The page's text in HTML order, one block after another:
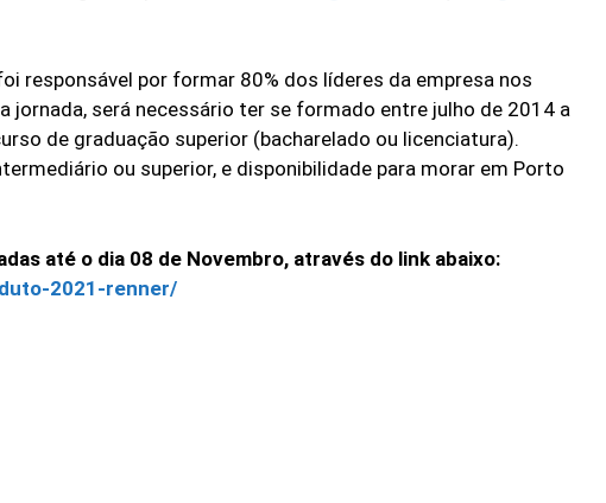
responsável por formar 80% dos líderes da empresa nos
jornada, será necessário ter se formado entre julho de 2014 a
de graduação superior (bacharelado ou licenciatura).
ou superior, e disponibilidade para morar em Porto
até o dia 08 de Novembro, através do link abaixo:
2021-renner/